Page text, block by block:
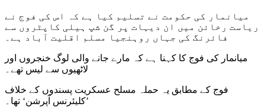
میانمار کی حکومت نے تسلیم کیا ہے کہ اس کی فوج نے
ریاست رخائن میں ان دیہات پر گن شپ ہیلی کاپٹروں سے
فائرنگ کی جہاں روہنجیا مسلم اقلیت آباد ہے۔
میانمار کی فوج کا کہنا ہے کہ مارے جانے والی لوگ خنجروں اور
لاٹھیوں سے لیس تھے۔
فوج کے مطابق یہ حملہ مسلح عسکریت پسندوں کے خلاف
’کلیئرنس آپرشن‘ تھا۔